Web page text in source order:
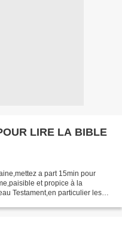
LIRE LA BIBLE
a part 15min pour
et propice à la
Testament,en particulier les